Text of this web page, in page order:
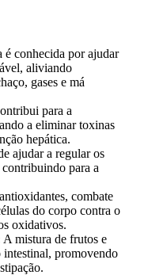
é conhecida por ajudar
aliviando
gases e má
para a
a eliminar toxinas
hepática.
ajudar a regular os
para a
combate
do corpo contra o
oxidativos.
A mistura de frutos e
intestinal, promovendo